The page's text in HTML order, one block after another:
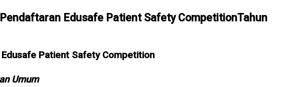
Edusafe Patient Safety CompetitionTahun
Patient Safety Competition
Umum